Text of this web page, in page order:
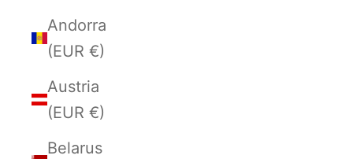
Andorra
(EUR €)
Austria
(EUR €)
Belarus